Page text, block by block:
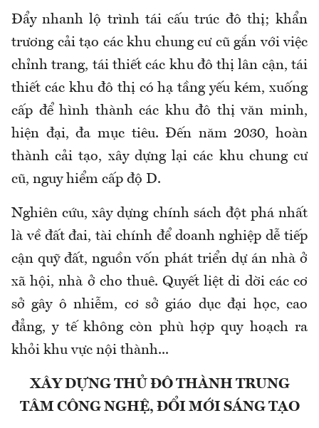
Đẩy nhanh lộ trình tái cấu trúc đô thị; khẩn
trương cải tạo các khu chung cư cũ gắn với việc
chỉnh trang, tái thiết các khu đô thịlân cận, tái
thiết các khu đô thị có hạ tầng yếu kém, xuống
cấp để hình thành các khu đô thị văn minh,
hiện đại, đa mục tiêu. Đến năm 2030, hoàn
thành cải tạo, xây dựng lại các khu chung cư
cũ, nguy hiểm cấp độ D.
Nghiên cứu, xây dựng chính sách đột phá nhất
là về đất đai, tài chính để doanh nghiệp dễ tiếp
cận quỹ đất, nguồn vốn phát triển dự án nhà ở
xã hội, nhà ở cho thuê. Quyết liệt di dời các cơ
sở gây ô nhiễm, cơ sở giáo dục đại học, cao
đẳng, y tế không còn phù hợp quy hoạch ra
khỏi khu vực nội thành...
XÂY DỰNG THỦ ĐÔ THÀNH TRUNG
TÂM CÔNG NGHỆ, ĐỔI MỚI SÁNG TẠO